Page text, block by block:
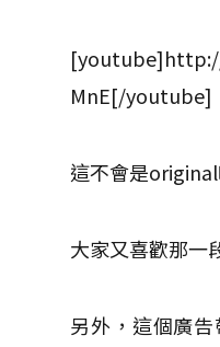
MnE[/youtube]
這不會是
大家又喜歡那一
另外，這個廣